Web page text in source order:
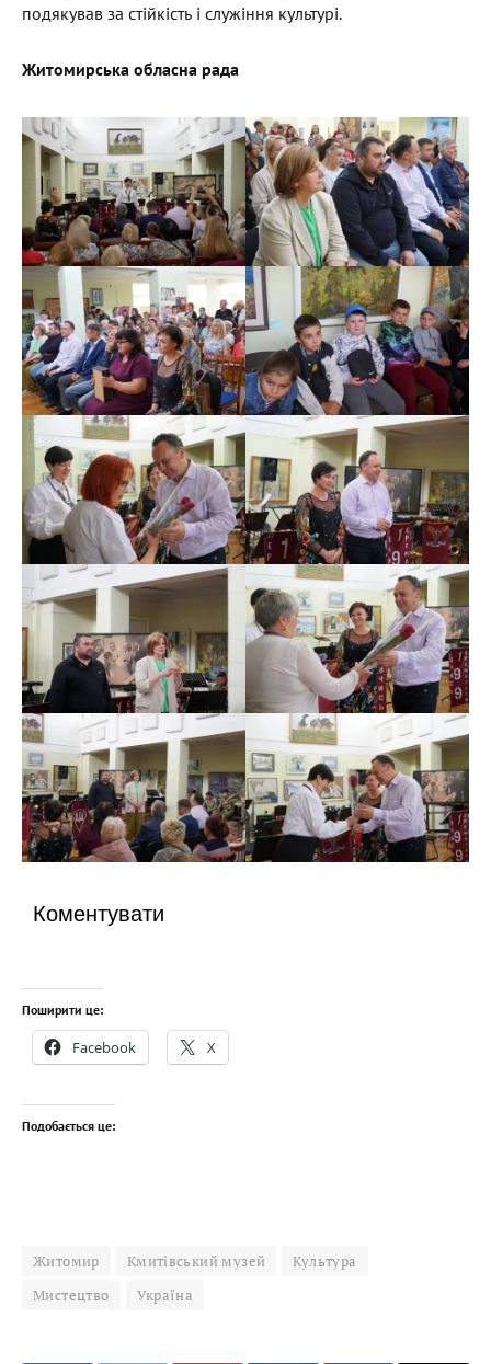
подякував за стійкість і служіння культурі.
Житомирська обласна рада
Коментувати
Поширити це:
Facebook X
Подобається це:
Житомир Кмитівський музей
Культура
Мистецтво
Україна